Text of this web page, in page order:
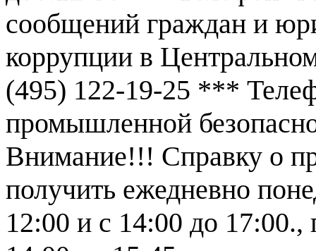
сообщений граждан и
коррупции в
(495) 122-19-25 ***
промышленной
Внимание!!! Справку о
получить ежедневно
12:00 и с 14:00 до 17:00.,